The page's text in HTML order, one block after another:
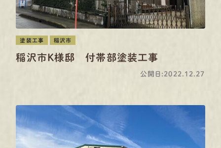
塗装工事 稲沢市
稲沢市K様邸 付帯部塗装工事
公開日:2022.12.27